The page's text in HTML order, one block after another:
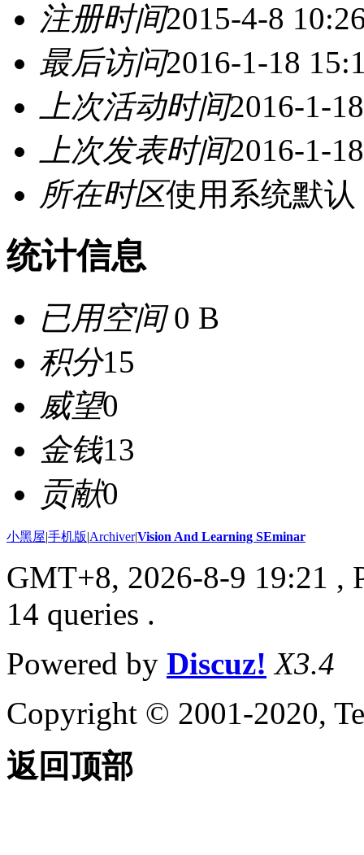
注册时间2015-4-8
最后访问2016-1-18
上次活动时间2016-1-
上次发表时间2016-1-
所在时区使用系统默认
统计信息
已用空间0 B
积分15
威望0
金钱13
贡献0
小黑屋|手机版|Archiver|Vision And Learning SEminar
GMT+8, 2026-8-9 19:21 ,
14 queries .
Powered by Discuz! X3.4
Copyright © 2001-2020,
返回顶部